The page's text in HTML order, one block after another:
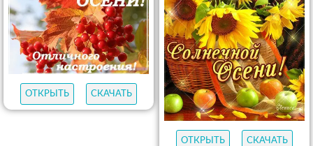
ОТКРЫТЬ СКАЧАТЬ
ОТКРЫТЬ СКАЧАТЬ